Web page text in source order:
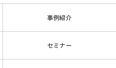
事例紹介
セミナー